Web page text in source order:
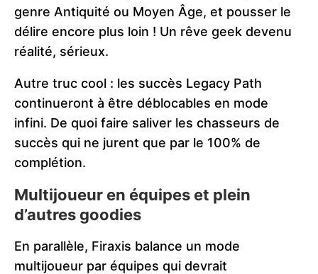
genre Antiquité ou Moyen Âge, et pousser le
délire encore plus loin ! Un rêve geek devenu
réalité, sérieux.
Autre truc cool : les succès Legacy Path
continueront à être déblocables en mode
infini. De quoi faire saliver les chasseurs de
succès qui ne jurent que par le 100% de
complétion.
Multijoueur en équipes et plein
d’autres goodies
En parallèle, Firaxis balance un mode
multijoueur par équipes qui devrait